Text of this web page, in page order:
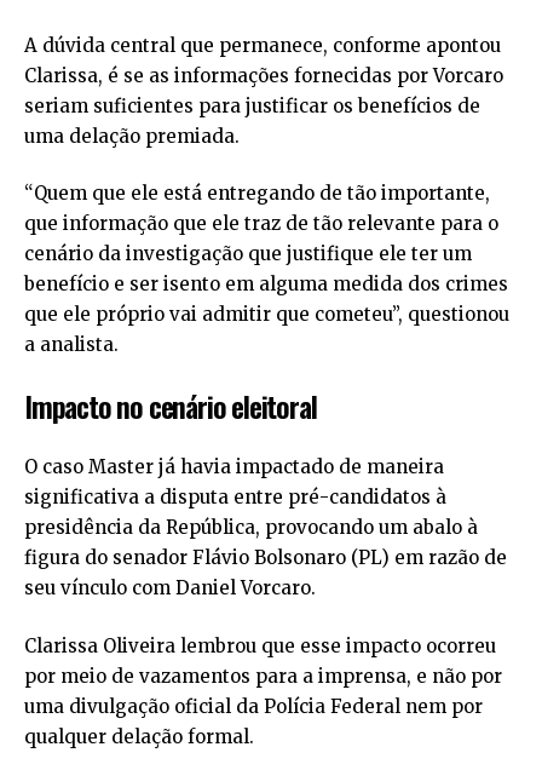
A dúvida central que permanece, conforme apontou
Clarissa, é se as informações fornecidas por Vorcaro
seriam suficientes para justificar os benefícios de
uma delação premiada.
“Quem que ele está entregando de tão importante,
que informação que ele traz de tão relevante para o
cenário da investigação que justifique ele ter um
benefício e ser isento em alguma medida dos crimes
que ele próprio vai admitir que cometeu”, questionou
a analista.
Impacto no cenário eleitoral
O caso Master já havia impactado de maneira
significativa a disputa entre pré-candidatos à
presidência da República, provocando um abalo à
figura do senador Flávio Bolsonaro (PL) em razão de
seu vínculo com Daniel Vorcaro.
Clarissa Oliveira lembrou que esse impacto ocorreu
por meio de vazamentos para a imprensa, e não por
uma divulgação oficial da Polícia Federal nem por
qualquer delação formal.